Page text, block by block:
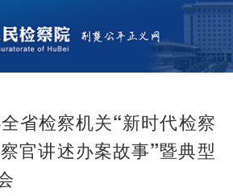
省检察机关“新时代检察
官讲述办案故事”暨典型